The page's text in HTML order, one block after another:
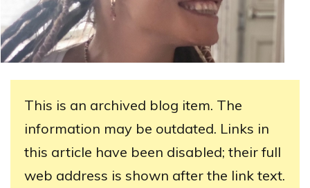
This is an archived blog item. The
information may be outdated. Links in
this article have been disabled; their full
web address is shown after the link text.